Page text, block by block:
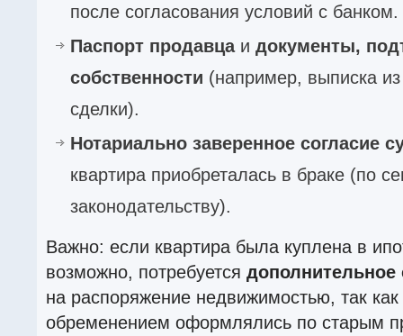
после согласования условий с банком.
Паспорт продавцаи документы,
собственности (например, выписка
сделки).
Нотариально заверенное согласие
квартира приобреталась в браке (по
законодательству).
Важно: если квартира была куплена в
возможно, потребуется дополнительное
на распоряжение недвижимостью, так
обременением оформлялись по старым